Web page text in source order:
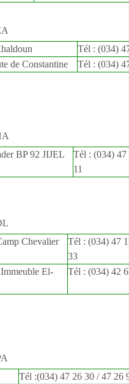
Tél : (034)
de Constantine Tél : (034)
BP 92 JIJEL
Tél : (034) 47
11
Chevalier
Tél : (034) 47
33
El-
Tél : (034) 42
Tél :(034) 47 26 30 / 47 26